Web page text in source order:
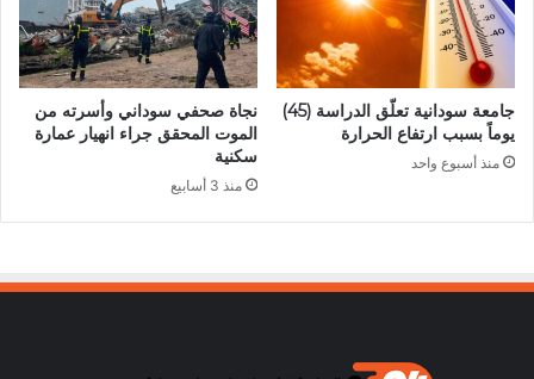
جامعة سودانية تعلّق الدراسة (45)
يوماً بسبب ارتفاع الحرارة
منذ أسبوع واحد
نجاة صحفي سوداني وأسرته من
الموت المحقق جراء انهيار عمارة
سكنية
منذ 3 أسابيع